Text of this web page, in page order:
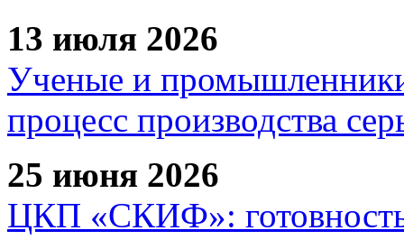
13 июля 2026
Ученые и
процесс производства
25 июня 2026
ЦКП «СКИФ»: готовность